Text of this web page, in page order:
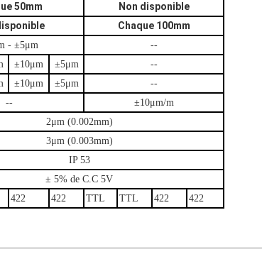
50mm Non disponible
Chaque 100mm
- ±5μm
--
±10μm ±5μm
--
±10μm ±5μm
--
-- ±10μm/m
2μm (0.002mm)
3μm (0.003mm)
IP 53
± 5% de C.C 5V
422 422 TTL TTL 422 422